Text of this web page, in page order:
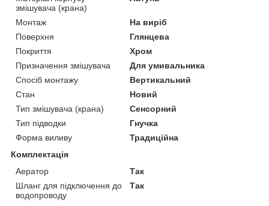
змішувача (крана)
Монтаж
На виріб
Поверхня
Глянцева
Покриття
Хром
Призначення змішувача
Для умивальника
Спосіб монтажу
Вертикальний
Стан
Новий
Тип змішувача (крана)
Сенсорний
Тип підводки
Гнучка
Форма виливу
Традиційна
Комплектація
Аератор
Так
Шланг для підключення до
водопроводу
Так